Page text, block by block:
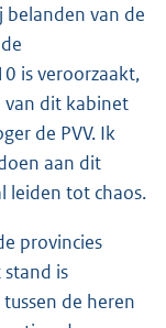
van de
is veroorzaakt,
van dit kabinet
de PVV. Ik
aan dit
leiden tot chaos.
provincies
is
de heren